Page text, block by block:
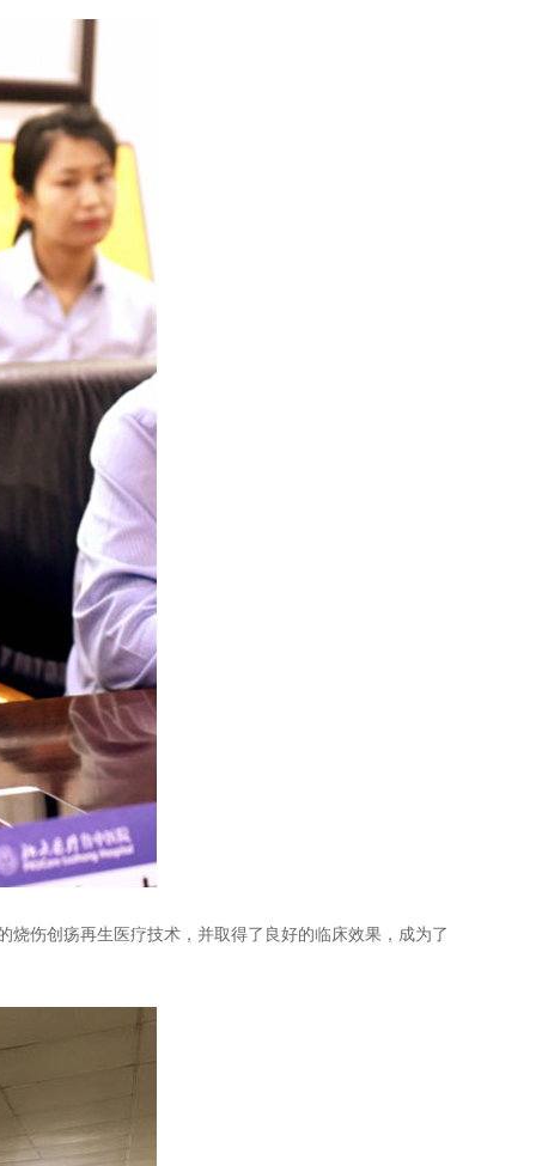
伤创疡再生医疗技术，并取得了良好的临床效果，成为了